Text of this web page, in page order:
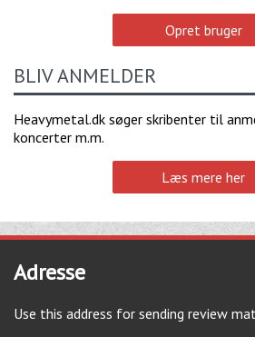
Opret bruger
BLIV ANMELDER
Heavymetal.dk søger skribenter til
koncerter m.m.
Læs mere her
Adresse
Use this address for sending review